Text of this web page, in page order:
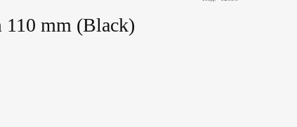
110 mm (Black)